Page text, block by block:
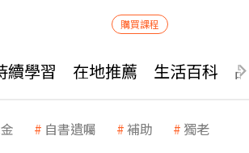
購買課程
續學習 在地推薦 生活百科
自書遺囑 補助 獨老